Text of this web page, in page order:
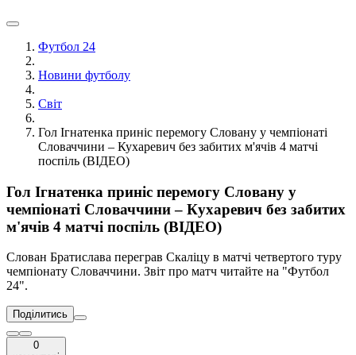
Футбол 24
Новини футболу
Світ
Гол Ігнатенка приніс перемогу Словану у чемпіонаті
Словаччини – Кухаревич без забитих м'ячів 4 матчі
поспіль (ВІДЕО)
Гол Ігнатенка приніс перемогу Словану у
чемпіонаті Словаччини – Кухаревич без забитих
м'ячів 4 матчі поспіль (ВІДЕО)
Слован Братислава переграв Скаліцу в матчі четвертого туру
чемпіонату Словаччини. Звіт про матч читайте на "Футбол
24".
Поділитись
0